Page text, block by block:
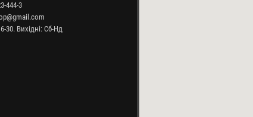
444-3
30. Вихідні: Сб-Нд